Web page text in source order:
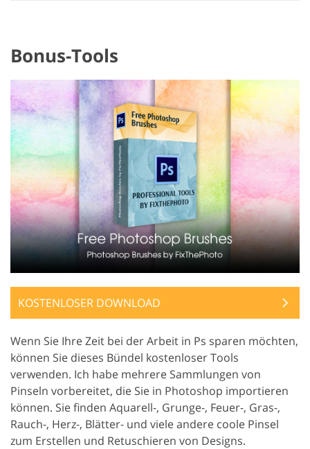
Bonus-Tools
KOSTENLOSER DOWNLOAD
Wenn Sie Ihre Zeit bei der Arbeit in Ps sparen möchten,
können Sie dieses Bündel kostenloser Tools
verwenden. Ich habe mehrere Sammlungen von
Pinseln vorbereitet, die Sie in Photoshop importieren
können. Sie finden Aquarell-, Grunge-, Feuer-, Gras-,
Rauch-, Herz-, Blätter- und viele andere coole Pinsel
zum Erstellen und Retuschieren von Designs.